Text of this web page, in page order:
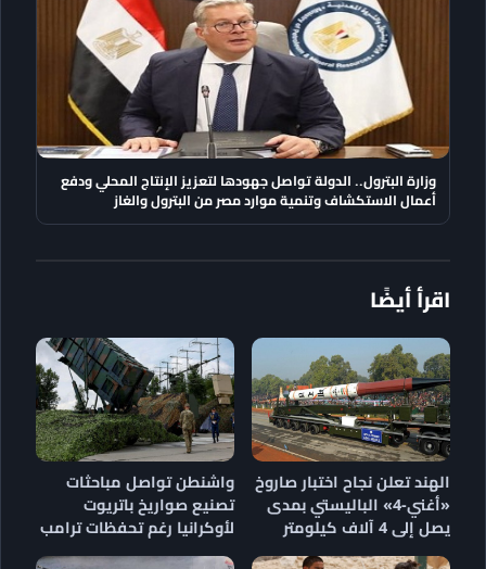
وزارة البترول.. الدولة تواصل جهودها لتعزيز الإنتاج المحلي ودفع
أعمال الاستكشاف وتنمية موارد مصر من البترول والغاز
اقرأ أيضًا
الهند تعلن نجاح اختبار صاروخ
«أغني-4» الباليستي بمدى
يصل إلى 4 آلاف كيلومتر
واشنطن تواصل مباحثات
تصنيع صواريخ باتريوت
لأوكرانيا رغم تحفظات ترامب